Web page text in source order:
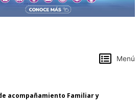
Menú
acompañamiento Familiar y